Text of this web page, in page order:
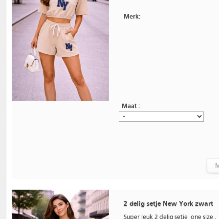
Merk:
Maat :
2 delig setje New York zwart
Super leuk 2 delig setje one size